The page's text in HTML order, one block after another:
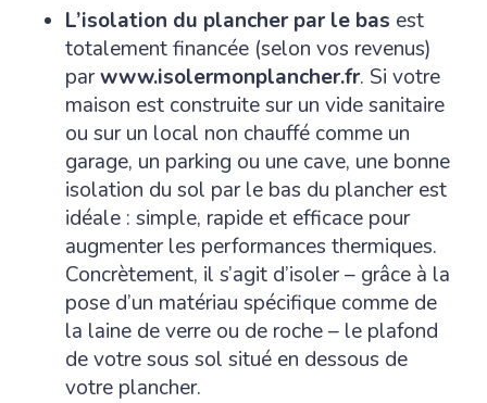
L’isolation du plancher par le bas est
totalement financée (selon vos revenus)
parwww.isolermonplancher.fr. Si votre
maison est construite sur un vide sanitaire
ou sur un local non chauffé comme un
garage, un parking ou une cave, une bonne
isolation du sol par le bas du plancher est
idéale : simple, rapide et efficace pour
augmenter les performances thermiques.
Concrètement, il s’agit d’isoler – grâce à la
pose d’un matériau spécifique comme de
la laine de verre ou de roche – le plafond
de votre sous sol situé en dessous de
votre plancher.